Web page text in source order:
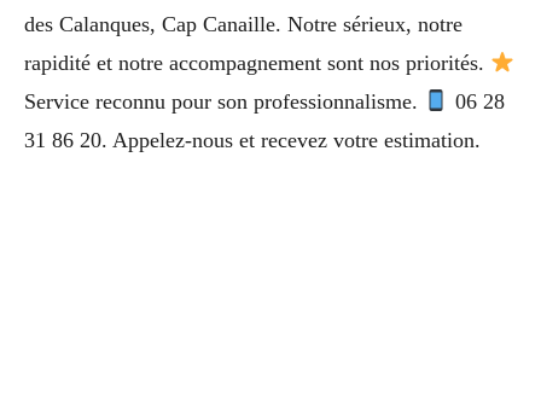
des Calanques, Cap Canaille. Notre sérieux, notre
rapidité et notre accompagnement sont nos priorités.
Service reconnu pour son professionnalisme.
06 28
31 86 20. Appelez-nous et recevez votre estimation.